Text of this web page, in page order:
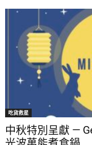
吃貨救星
中秋特別呈獻 —